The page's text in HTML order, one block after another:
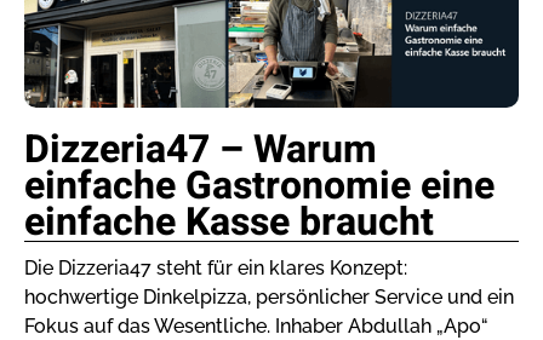
Dizzeria47 – Warum
einfache Gastronomie eine
einfache Kasse braucht
Die Dizzeria47 steht für ein klares Konzept:
hochwertige Dinkelpizza, persönlicher Service und ein
Fokus auf das Wesentliche. Inhaber Abdullah „Apo“